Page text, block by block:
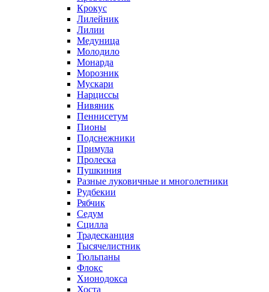
Крокус
Лилейник
Лилии
Медуница
Молодило
Монарда
Морозник
Мускари
Нарциссы
Нивяник
Пеннисетум
Пионы
Подснежники
Примула
Пролеска
Пушкиния
Разные луковичные и многолетники
Рудбекии
Рябчик
Седум
Сцилла
Традесканция
Тысячелистник
Тюльпаны
Флокс
Хионодокса
Хоста